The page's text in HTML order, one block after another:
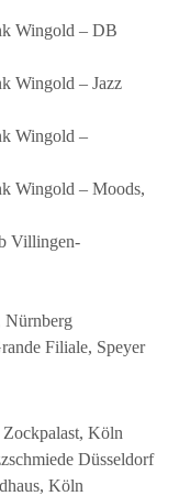
Wingold – DB
Wingold – Jazz
Wingold –
Wingold – Moods,
Villingen-
Nürnberg
Filiale, Speyer
Köln
Düsseldorf
Köln